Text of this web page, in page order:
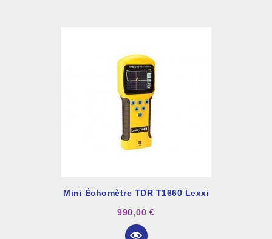
Mini Échomètre TDR T1660 Lexxi
990,00 €